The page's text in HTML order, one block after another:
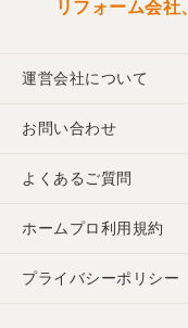
古い家でやり難い所もあ
この会社に決めた理由
故障したトイレ本体の
応が良く、いろいろと相
見積書の表記では、不明
また、こちらの要望変
リフォーム会社
運営会社について
お問い合わせ
よくあるご質問
ホームプロ利用規約
プライバシーポリシー